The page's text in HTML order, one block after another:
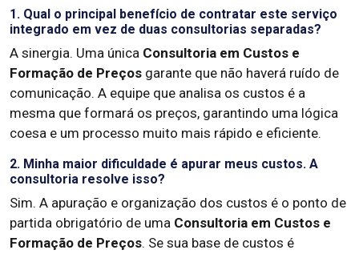
1. Qual o principal benefício de contratar este serviço
integrado em vez de duas consultorias separadas?
A sinergia. Uma única Consultoria em Custos e
Formação de Preços garante que não haverá ruído de
comunicação. A equipe que analisa os custos é a
mesma que formará os preços, garantindo uma lógica
coesa e um processo muito mais rápido e eficiente.
2. Minha maior dificuldade é apurar meus custos. A
consultoria resolve isso?
Sim. A apuração e organização dos custos é o ponto de
partida obrigatório de uma Consultoria em Custos e
Formação de Preços. Se sua base de custos é